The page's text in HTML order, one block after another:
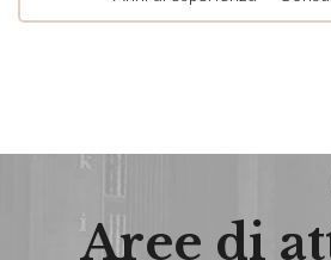
Aree di